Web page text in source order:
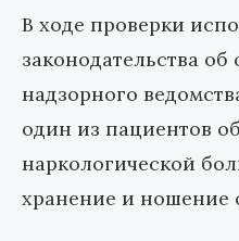
В ходе проверки
законодательства
надзорного
один из пациентов
наркологической
хранение и ношение